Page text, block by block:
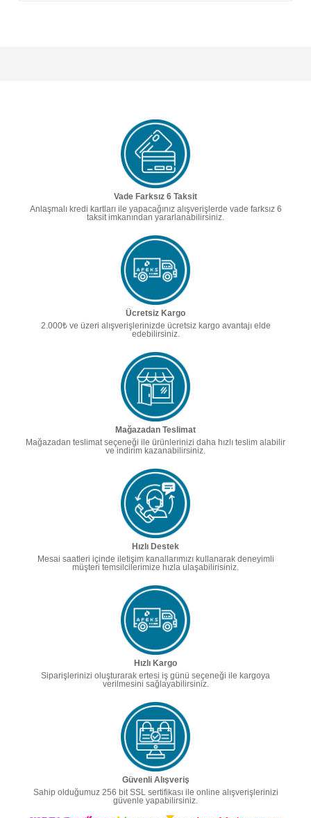
Vade Farksız 6 Taksit
Anlaşmalı kredi kartları ile yapacağınız alışverişlerde vade farksız 6
taksit imkanından yararlanabilirsiniz.
Ücretsiz Kargo
2.000₺ ve üzeri alışverişlerinizde ücretsiz kargo avantajı elde
edebilirsiniz.
Mağazadan Teslimat
Mağazadan teslimat seçeneği ile ürünlerinizi daha hızlı teslim alabilir
ve indirim kazanabilirsiniz.
Hızlı Destek
Mesai saatleri içinde iletişim kanallarımızı kullanarak deneyimli
müşteri temsilcilerimize hızla ulaşabilirisiniz.
Hızlı Kargo
Siparişlerinizi oluşturarak ertesi iş günü seçeneği ile kargoya
verilmesini sağlayabilirsiniz.
Güvenli Alışveriş
Sahip olduğumuz 256 bit SSL sertifikası ile online alışverişlerinizi
güvenle yapabilirsiniz.